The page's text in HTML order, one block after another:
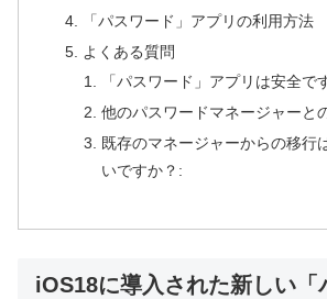
「パスワード」アプリの利用方法
よくある質問
「パスワード」アプリは安全で
他のパスワードマネージャーと
既存のマネージャーからの移行
いですか？:
iOS18に導入された新しい「